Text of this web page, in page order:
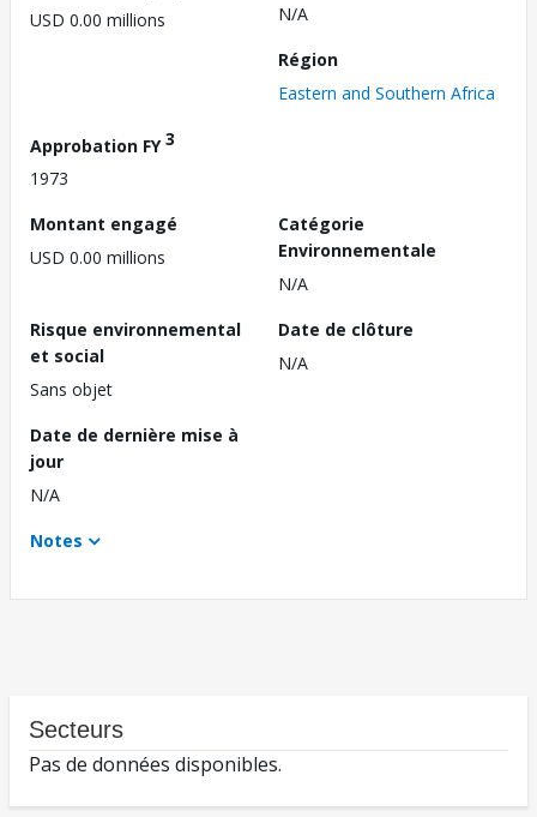
USD 0.00 millions
N/A
Région
Eastern and Southern Africa
Approbation FY3
1973
Montant engagé
USD 0.00 millions
Catégorie
Environnementale
N/A
Risque environnemental
et social
Sans objet
Date de clôture
N/A
Date de dernière mise à
jour
N/A
Notes
Secteurs
Pas de données disponibles.